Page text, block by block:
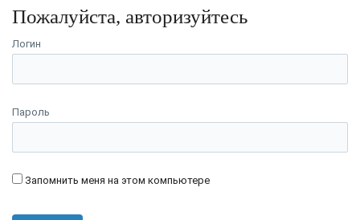
Пожалуйста, авторизуйтесь
Логин
Пароль
Запомнить меня на этом компьютере